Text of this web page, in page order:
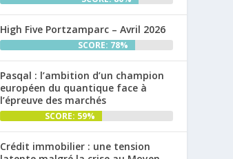
High Five Portzamparc – Avril 2026
SCORE: 78%
Pasqal : l’ambition d’un champion
européen du quantique face à
l’épreuve des marchés
SCORE: 59%
Crédit immobilier : une tension